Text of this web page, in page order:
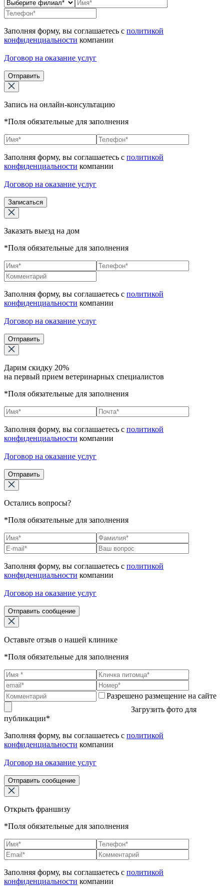
Заполняя форму, вы соглашаетесь с политикой
конфиденциальности компании
Договор на оказание услуг
Отправить
Запись на онлайн-консультацию
*Поля обязательные для заполнения
Заполняя форму, вы соглашаетесь с политикой
конфиденциальности компании
Договор на оказание услуг
Записаться
Заказать выезд на дом
*Поля обязательные для заполнения
Заполняя форму, вы соглашаетесь с политикой
конфиденциальности компании
Договор на оказание услуг
Отправить
Дарим скидку 20%
на первый прием ветеринарных специалистов
*Поля обязательные для заполнения
Заполняя форму, вы соглашаетесь с политикой
конфиденциальности компании
Договор на оказание услуг
Отправить
Остались вопросы?
*Поля обязательные для заполнения
Заполняя форму, вы соглашаетесь с политикой
конфиденциальности компании
Договор на оказание услуг
Отправить сообщение
Оставьте отзыв о нашей клинике
*Поля обязательные для заполнения
Разрешено размещение на сайте
Загрузить фото для
публикации*
Заполняя форму, вы соглашаетесь с политикой
конфиденциальности компании
Договор на оказание услуг
Отправить сообщение
Открыть франшизу
*Поля обязательные для заполнения
Заполняя форму, вы соглашаетесь с политикой
конфиденциальности компании